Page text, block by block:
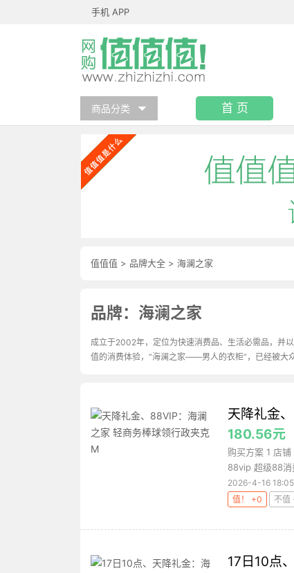
手机 APP
商品分类 首 页
值值值 > 品牌大全 > 海澜之家
品牌：海澜之家
成立于2002年，定位为快速消费品、生活必需品，并
值的消费体验，“海澜之家——男人的衣柜”，已经被大
天降礼金
180.56元
购买方案 1 店
88vip 超级88
2026-4-16 18:05
值！ +0
不值
17日10点